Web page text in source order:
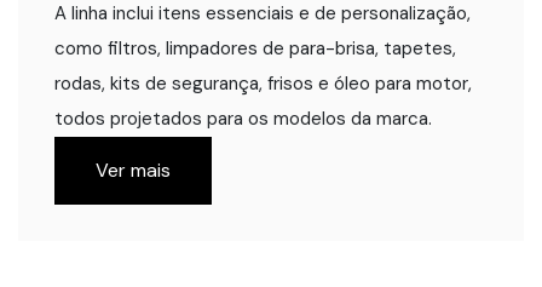
A linha inclui itens essenciais e de personalização,
como filtros, limpadores de para-brisa, tapetes,
rodas, kits de segurança, frisos e óleo para motor,
todos projetados para os modelos da marca.
Ver mais